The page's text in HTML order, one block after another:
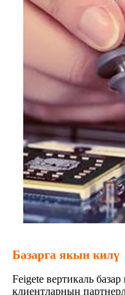
Базарга якын килү
Feigete вертикаль
клиентларның